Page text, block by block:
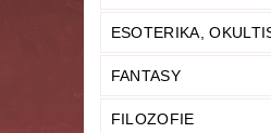
ESOTERIKA,
FANTASY
FILOZOFIE